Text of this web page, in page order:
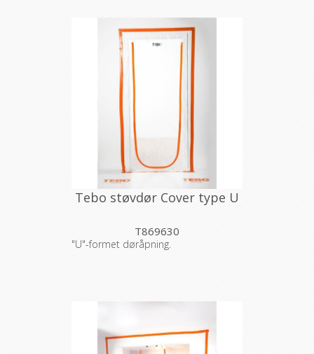
Tebo støvdør Cover type U
T869630
"U"-formet døråpning.